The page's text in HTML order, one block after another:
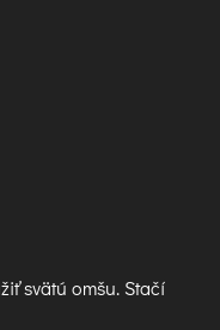
svätú omšu. Stačí